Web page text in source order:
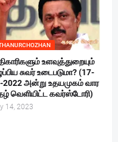
உளவுத்துறையும்
சுவர் உடைபடுமா? (17-
2022 அன்று உதயமுகம் வார
வெளியிட்ட கவர்ஸ்டோரி)
14, 2023